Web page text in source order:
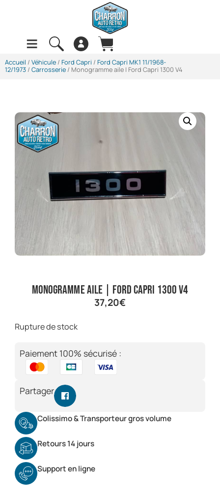
Accueil / Véhicule / Ford Capri / Ford Capri MK1 11/1968-
12/1973 / Carrosserie / Monogramme aile | Ford Capri 1300 V4
Monogramme aile | Ford Capri 1300 V4
37,20€
Rupture de stock
Paiement 100% sécurisé :
Partager
Colissimo & Transporteur gros volume
Retours 14 jours
Support en ligne